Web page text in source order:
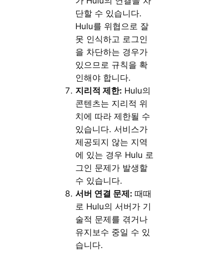
단할 수 있습니다.
Hulu를 위협으로 잘
못 인식하고 로그인
을 차단하는 경우가
있으므로 규칙을 확
인해야 합니다.
지리적 제한: Hulu의
콘텐츠는 지리적 위
치에 따라 제한될 수
있습니다. 서비스가
제공되지 않는 지역
에 있는 경우 Hulu 로
그인 문제가 발생할
수 있습니다.
서버 연결 문제: 때때
로 Hulu의 서버가 기
술적 문제를 겪거나
유지보수 중일 수 있
습니다.